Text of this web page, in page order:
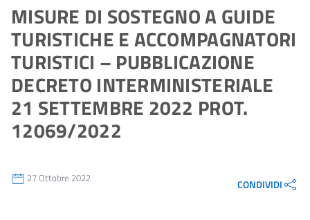
MISURE DI SOSTEGNO A GUIDE
TURISTICHE E ACCOMPAGNATORI
TURISTICI – PUBBLICAZIONE
DECRETO INTERMINISTERIALE
21 SETTEMBRE 2022 PROT.
12069/2022
27 Ottobre 2022 CONDIVIDI